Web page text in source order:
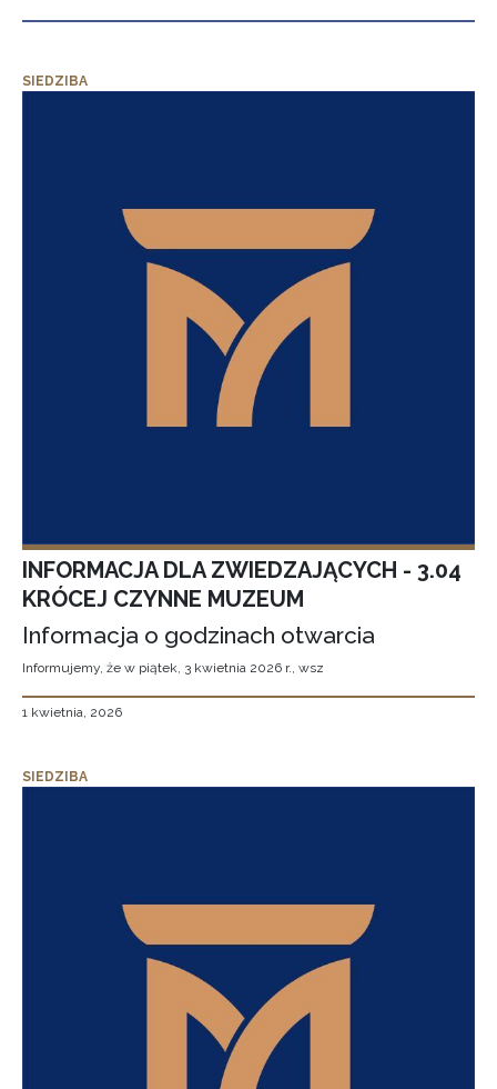
SIEDZIBA
INFORMACJA DLA ZWIEDZAJĄCYCH - 3.04
KRÓCEJ CZYNNE MUZEUM
Informacja o godzinach otwarcia
Informujemy, że w piątek, 3 kwietnia 2026 r., wsz
1 kwietnia, 2026
SIEDZIBA